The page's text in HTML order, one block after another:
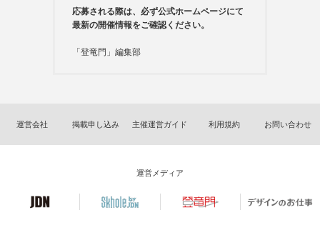
応募される際は、必ず公式ホームページにて
最新の開催情報をご確認ください。
「登竜門」編集部
運営会社 掲載申し込み 主催運営ガイド 利用規約 お問い合わせ
運営メディア